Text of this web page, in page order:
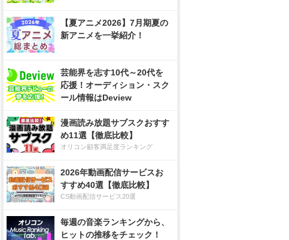
【夏アニメ2026】7月期夏の
新アニメを一挙紹介！
芸能界を志す10代～20代を
応援！オーディション・スク
ール情報はDeview
漫画読み放題サブスクおすす
め11選【徹底比較】
オリコン顧客満足度ランキング
2026年動画配信サービスお
すすめ40選【徹底比較】
CS動画配信サービス20選
毎週の音楽ランキングから、
ヒットの推移をチェック！